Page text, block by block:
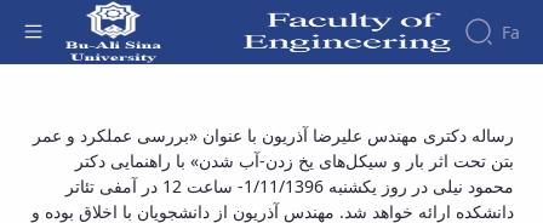
Fa
About
Faculty
History
Research
Journals
Journal
Members
رساله دکتری مهندس علیرضا آذریون با عنوان
«بررسی عملکرد و عمر بتن تحت اثر بار و
سیکل‌های یخ زدن-آب شدن» - دانشکده فنی و
رساله دکتری مهندس علیرضا آذریون با عنوان «بررسی عملکرد و عمر
بتن تحت اثر بار و سیکل‌های یخ زدن-آب شدن» با راهنمایی دکتر
محمود نیلی در روز یکشنبه 1/11/1396- ساعت 12 در آمفی تئاتر
دانشکده ارائه خواهد شد. مهندس آذریون از دانشجویان با اخلاق بوده و